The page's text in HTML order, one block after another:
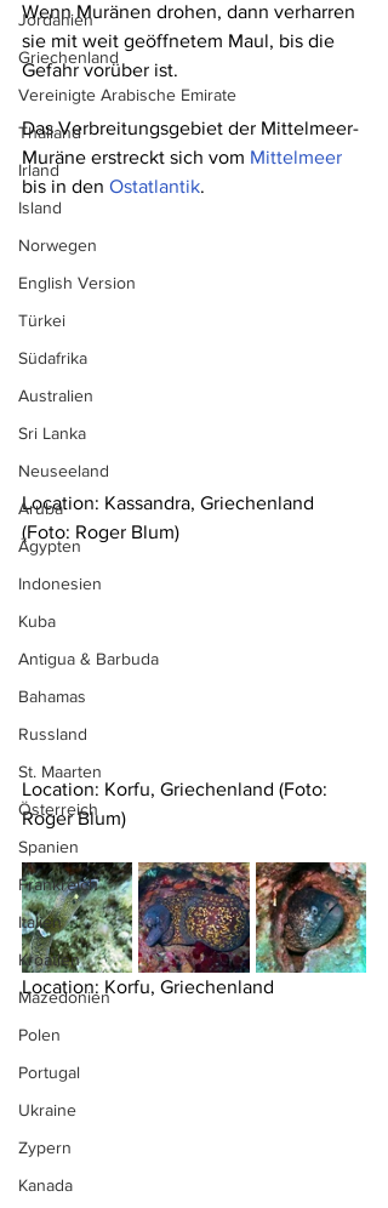
Jordanien
Griechenland
Vereinigte Arabische Emirate
Thailand
Irland
Island
Norwegen
English Version
Türkei
Südafrika
Australien
Sri Lanka
Neuseeland
Aruba
Ägypten
Indonesien
Kuba
Antigua & Barbuda
Bahamas
Russland
St. Maarten
Österreich
Spanien
Frankreich
Italien
Kroatien
Mazedonien
Polen
Portugal
Ukraine
Zypern
Kanada
Wenn Muränen drohen, dann verharren
sie mit weit geöffnetem Maul, bis die
Gefahr vorüber ist.
Das Verbreitungsgebiet der Mittelmeer-
Muräne erstreckt sich vom Mittelmeer
bis in den Ostatlantik.
Location: Kassandra, Griechenland
(Foto: Roger Blum)
Location: Korfu, Griechenland (Foto:
Roger Blum)
Location: Korfu, Griechenland